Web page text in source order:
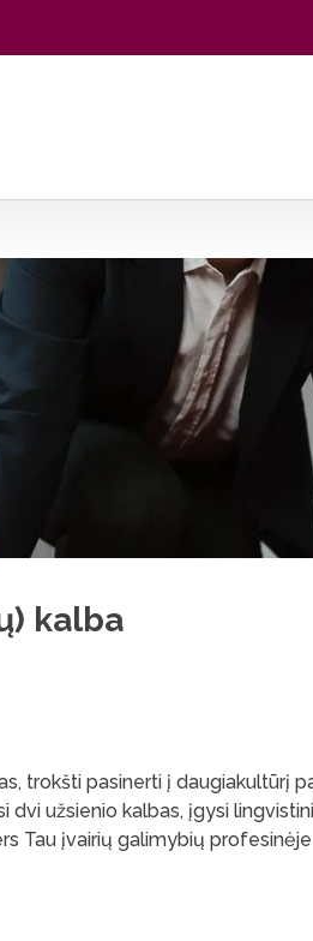
kalba
trokšti pasinerti į daugiakultūrį
užsienio kalbas, įgysi
Tau įvairių galimybių